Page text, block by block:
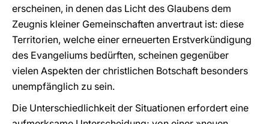
erscheinen, in denen das Licht des Glaubens dem
Zeugnis kleiner Gemeinschaften anvertraut ist: diese
Territorien, welche einer erneuerten Erstverkündigung
des Evangeliums bedürften, scheinen gegenüber
vielen Aspekten der christlichen Botschaft besonders
unempfänglich zu sein.
Die Unterschiedlichkeit der Situationen erfordert eine